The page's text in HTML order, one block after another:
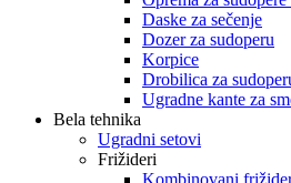
Daske za sečenje
Dozer za sudoperu
Korpice
Drobilica za
Ugradne kante za
Bela tehnika
Ugradni setovi
Frižideri
Kombinovani